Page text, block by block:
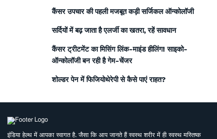
कैंसर उपचार की पहली मजबूत कड़ी सर्जिकल ऑन्कोलॉजी
सर्दियों में बढ़ जाता है एलर्जी का खतरा, रहें सावधान
कैंसर ट्रीटमेंट का मिसिंग लिंक-माइंड हीलिंग! साइको-
ऑन्कोलॉजी बन रही है गेम-चेंजर
शोल्डर पेन में फिजियोथेरेपी से कैसे पाएं राहत?
इंडिया हेल्थ में आपका स्वागत है. जैसा कि आप जानते हैं स्वस्थ शरीर में ही स्वस्थ मस्तिष्क